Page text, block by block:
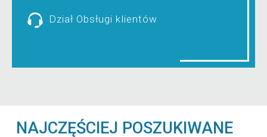
Dział Obsługi klientów
NAJCZĘŚCIEJ POSZUKIWANE